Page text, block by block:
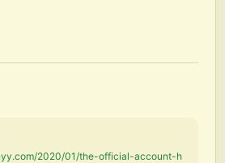
2020/01/the-official-account-h